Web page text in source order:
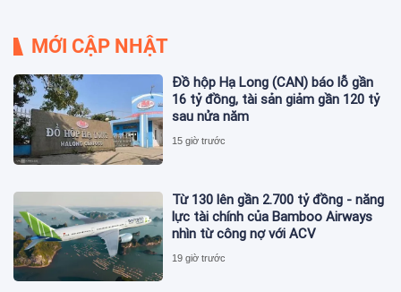
MỚI CẬP NHẬT
Đồ hộp Hạ Long (CAN) báo lỗ gần
16 tỷ đồng, tài sản giảm gần 120 tỷ
sau nửa năm
15 giờ trước
Từ 130 lên gần 2.700 tỷ đồng - năng
lực tài chính của Bamboo Airways
nhìn từ công nợ với ACV
19 giờ trước